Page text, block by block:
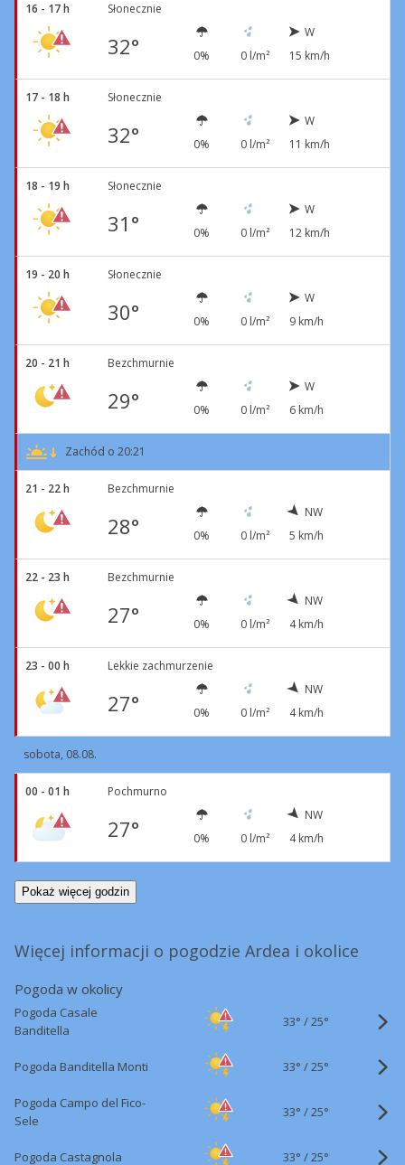
16 - 17 h Słonecznie
32° 0% 0 l/m²
W
15 km/h
17 - 18 h Słonecznie
32° 0% 0 l/m²
W
11 km/h
18 - 19 h Słonecznie
31° 0% 0 l/m²
W
12 km/h
19 - 20 h Słonecznie
30° 0% 0 l/m²
W
9 km/h
20 - 21 h Bezchmurnie
29° 0% 0 l/m²
W
6 km/h
Zachód o 20:21
21 - 22 h Bezchmurnie
28° 0% 0 l/m²
NW
5 km/h
22 - 23 h Bezchmurnie
27° 0% 0 l/m²
NW
4 km/h
23 - 00 h Lekkie zachmurzenie
27° 0% 0 l/m²
NW
4 km/h
sobota, 08.08.
00 - 01 h Pochmurno
27° 0% 0 l/m²
NW
4 km/h
Pokaż więcej godzin
Więcej informacji o pogodzie Ardea i okolice
Pogoda w okolicy
Pogoda Casale
Banditella
33° /25°
Pogoda Banditella Monti 33° /25°
Pogoda Campo del Fico-
Sele
33° /25°
Pogoda Castagnola 33° /25°